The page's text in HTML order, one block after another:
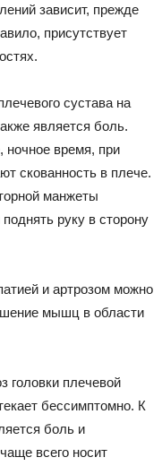
зависит, прежде
присутствует
сустава на
является боль.
ночное время, при
скованность в плече.
манжеты
руку в сторону
и артрозом можно
мышц в области
головки плечевой
бессимптомно. К
боль и
всего носит